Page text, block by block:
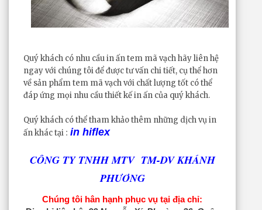
Quý khách có nhu cầu in ấn tem mã vạch hãy liên hệ
ngay với chúng tôi để được tư vấn chi tiết, cụ thể hơn
về sản phẩm tem mã vạch với chất lượng tốt có thể
đáp ứng mọi nhu cầu thiết kế in ấn của quý khách.
Quý khách có thể tham khảo thêm những dịch vụ in
ấn khác tại : in hiflex
CÔNG TY TNHH MTV TM-DV KHÁNH
PHƯƠNG
Chúng tôi hân hạnh phục vụ tại địa chỉ: